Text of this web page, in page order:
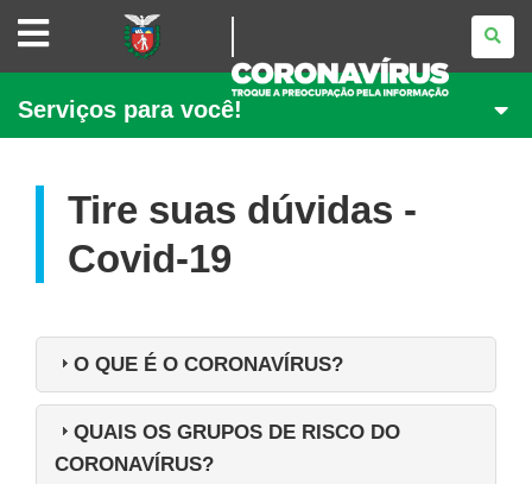
CAMPANHA
CORONAVÍRUS
GOVERNO
DO
PARANÁ
Serviços para você!
Tire suas dúvidas -
Covid-19
O QUE É O CORONAVÍRUS?
QUAIS OS GRUPOS DE RISCO DO
CORONAVÍRUS?